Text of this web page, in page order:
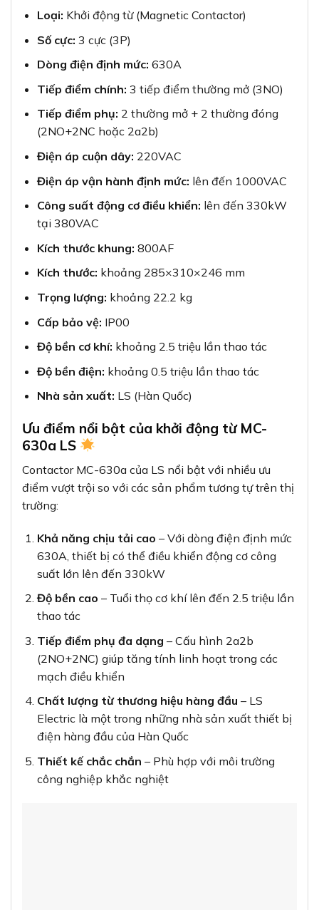
Loại: Khởi động từ (Magnetic Contactor)
Số cực: 3 cực (3P)
Dòng điện định mức: 630A
Tiếp điểm chính: 3 tiếp điểm thường mở (3NO)
Tiếp điểm phụ: 2 thường mở + 2 thường đóng
(2NO+2NC hoặc 2a2b)
Điện áp cuộn dây: 220VAC
Điện áp vận hành định mức: lên đến 1000VAC
Công suất động cơ điều khiển: lên đến 330kW
tại 380VAC
Kích thước khung: 800AF
Kích thước: khoảng 285×310×246 mm
Trọng lượng: khoảng 22.2 kg
Cấp bảo vệ: IP00
Độ bền cơ khí: khoảng 2.5 triệu lần thao tác
Độ bền điện: khoảng 0.5 triệu lần thao tác
Nhà sản xuất: LS (Hàn Quốc)
Ưu điểm nổi bật của khởi động từ MC-
630a LS
Contactor MC-630a của LS nổi bật với nhiều ưu
điểm vượt trội so với các sản phẩm tương tự trên thị
trường:
Khả năng chịu tải cao – Với dòng điện định mức
630A, thiết bị có thể điều khiển động cơ công
suất lớn lên đến 330kW
Độ bền cao – Tuổi thọ cơ khí lên đến 2.5 triệu lần
thao tác
Tiếp điểm phụ đa dạng – Cấu hình 2a2b
(2NO+2NC) giúp tăng tính linh hoạt trong các
mạch điều khiển
Chất lượng từ thương hiệu hàng đầu – LS
Electric là một trong những nhà sản xuất thiết bị
điện hàng đầu của Hàn Quốc
Thiết kế chắc chắn – Phù hợp với môi trường
công nghiệp khắc nghiệt